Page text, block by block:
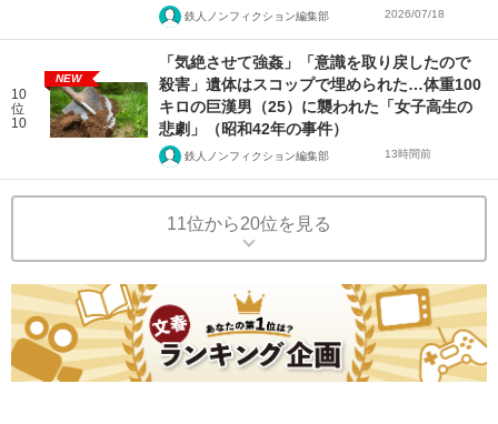
鉄人ノンフィクション編集部 2026/07/18
10
位
10
NEW
「気絶させて強姦」「意識を取り戻したので
殺害」遺体はスコップで埋められた…体重100
キロの巨漢男（25）に襲われた「女子高生の
悲劇」（昭和42年の事件）
鉄人ノンフィクション編集部 13時間前
11位から20位を見る